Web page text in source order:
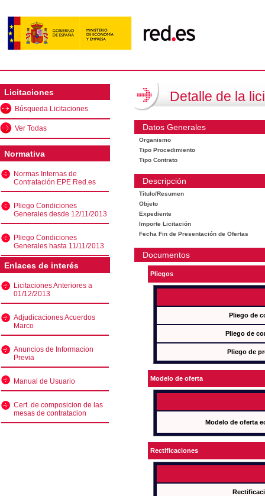
Licitaciones
Búsqueda Licitaciones
Ver Todas
Normativa
Normas Internas de
Contratación EPE Red.es
Pliego Condiciones
Generales desde 12/11/2013
Pliego Condiciones
Generales hasta 11/11/2013
Enlaces de interés
Licitaciones Anteriores a
01/12/2013
Adjudicaciones Acuerdos
Marco
Anuncios de Informacion
Previa
Manual de Usuario
Cert. de composicion de las
mesas de contratacion
Detalle de la
Datos Generales
Organismo
Tipo Procedimiento
Tipo Contrato
Descripción
Título/Resumen
Objeto
Expediente
Importe Licitación
Fecha Fin de Presentación de Ofertas
Documentos
Pliegos
Pliego de
Pliego de
Pliego de
Modelo de oferta
Modelo de oferta
Rectificaciones